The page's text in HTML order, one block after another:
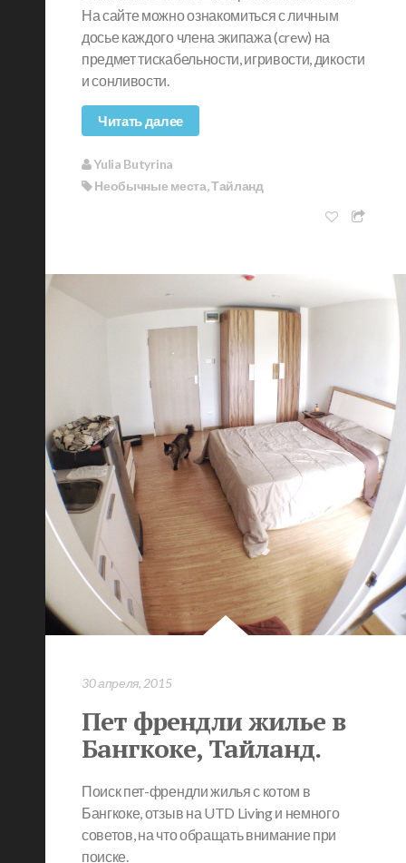
На сайте можно ознакомиться с личным
досье каждого члена экипажа (crew) на
предмет тискабельности, игривости, дикости
и сонливости.
Читать далее
Yulia Butyrina
Необычные места,Тайланд
30 апреля, 2015
Пет френдли жилье в
Бангкоке, Тайланд.
Поиск пет-френдли жилья с котом в
Бангкоке, отзыв на UTD Living и немного
советов, на что обращать внимание при
поиске.